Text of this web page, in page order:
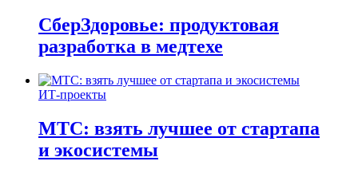
СберЗдоровье: продуктовая
разработка в медтехе
ИТ-проекты
МТС: взять лучшее от стартапа
и экосистемы